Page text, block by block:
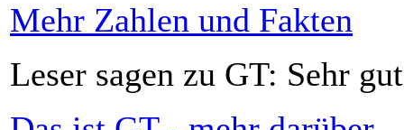
Mehr Zahlen und Fakten
Leser sagen zu GT: Sehr